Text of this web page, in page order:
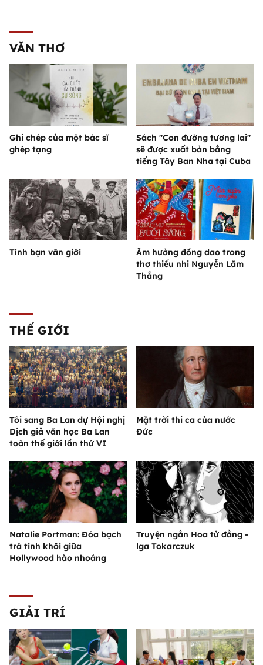
VĂN THƠ
Ghi chép của một bác sĩ
ghép tạng
Sách "Con đường tương lai"
sẽ được xuất bản bằng
tiếng Tây Ban Nha tại Cuba
Tình bạn văn giới
Âm hưởng đồng dao trong
thơ thiếu nhi Nguyễn Lãm
Thắng
THẾ GIỚI
Tôi sang Ba Lan dự Hội nghị
Dịch giả văn học Ba Lan
toàn thế giới lần thứ VI
Mặt trời thi ca của nước
Đức
Natalie Portman: Đóa bạch
trà tinh khôi giữa
Hollywood hào nhoáng
Truyện ngắn Hoa tử đằng -
lga Tokarczuk
GIẢI TRÍ